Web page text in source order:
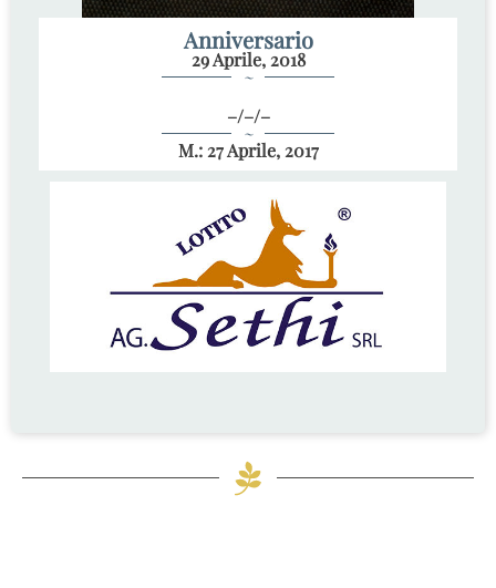
Anniversario
29 Aprile, 2018
~
–/–/–
~
M.: 27 Aprile, 2017